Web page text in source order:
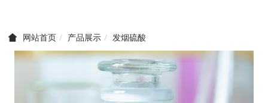
网站首页 产品展示 发烟硫酸